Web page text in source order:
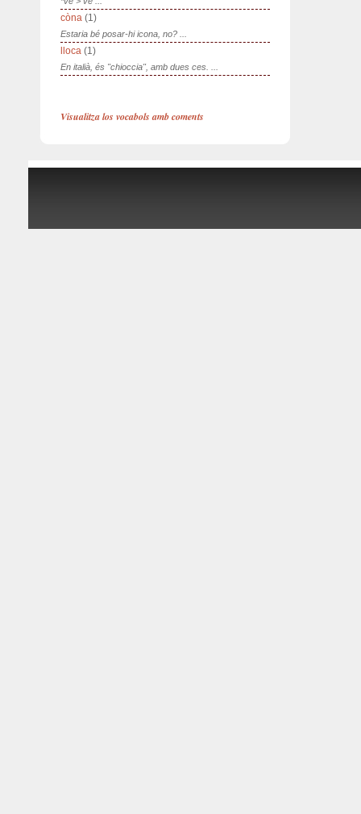
còna (1)
Estaria bé posar-hi icona, no? ...
lloca (1)
En italià, és "chioccia", amb dues ces. ...
Visualitza los vocabols amb coments